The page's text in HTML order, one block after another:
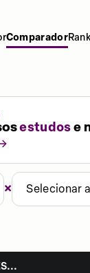
Comparador
estudose
× Selecionar